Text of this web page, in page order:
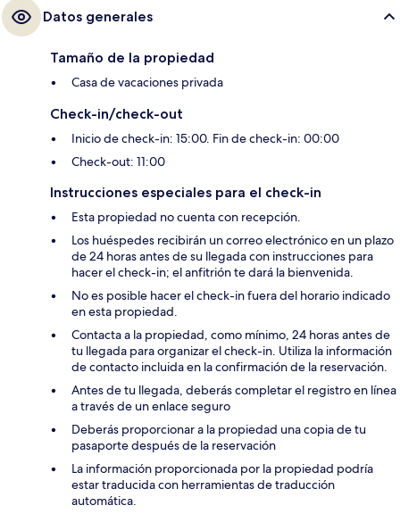
Datos generales
Tamaño de la propiedad
Casa de vacaciones privada
Check-in/check-out
Inicio de check-in: 15:00. Fin de check-in: 00:00
Check-out: 11:00
Instrucciones especiales para el check-in
Esta propiedad no cuenta con recepción.
Los huéspedes recibirán un correo electrónico en un plazo
de 24 horas antes de su llegada con instrucciones para
hacer el check-in; el anfitrión te dará la bienvenida.
No es posible hacer el check-in fuera del horario indicado
en esta propiedad.
Contacta a la propiedad, como mínimo, 24 horas antes de
tu llegada para organizar el check-in. Utiliza la información
de contacto incluida en la confirmación de la reservación.
Antes de tu llegada, deberás completar el registro en línea
a través de un enlace seguro
Deberás proporcionar a la propiedad una copia de tu
pasaporte después de la reservación
La información proporcionada por la propiedad podría
estar traducida con herramientas de traducción
automática.